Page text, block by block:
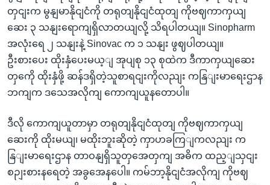
တှငျးက မွနျမာနိုငျငံကို တရုတျနိုငျငံထုတျ ကိုဗဈကာကှယျ
ဆေး ၃ သနျးရောကျရှိလာတယျလို့ သိရပါတယျ။ Sinopharm
အလုံးရေ ၂ သနျးနဲ့ Sinovac က ၁ သနျး ဖွဈပါတယျ။
ဦးစားပေး ထိုးနှံပေးမယ့ျ အုပျစု ၁၃ စုထဲက ဒီကာကှယျဆေး
တှကေို ထိုးနှံဖို့ ဆန်ဒရှိတဲ့သူစာရငျးကိုလညျး ကနြျးမာရေးဌာန
ဘကျက ဒသေအလိုကျ ကောကျယူနတောပါ။
ဒီလို ကောကျယူတာမှာ တရုတျနိုငျငံထုတျ ကိုဗဈကာကှယျ
ဆေးကို ထိုးမယျ၊ မထိုးဘူးဆိုတဲ့ ကှာဟခကြျကလညျး က
နြျးမာရေးဌာန တာဝနျရှိသူတှအေတှကျ အဓိက ထည့ျသှငျး
စဉျးစားနရေတဲ့ အခွအေနပေါ။ ကမ်ဘာ့နိုငျငံအလိုကျ ကိုဗဈ